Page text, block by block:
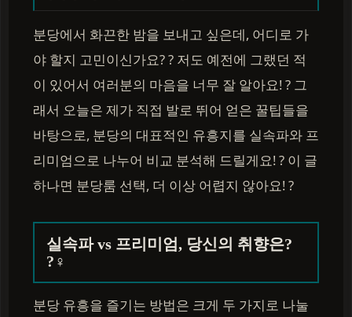
분당에서 화끈한 밤을 보내고 싶은데, 어디로 가
야 할지 고민이신가요? ? 저도 예전에 그랬던 적
이 있어서 여러분의 마음을 너무 잘 알아요! ? 그
래서 오늘은 제가 직접 발로 뛰어 얻은 꿀팁들을
바탕으로, 분당의 대표적인 유흥지를 실속파와 프
리미엄으로 나누어 비교 분석해 드릴게요! ? 이 글
하나면 분당룸 선택, 더 이상 어렵지 않아요! ?
실속파 vs 프리미엄, 당신의 취향은?
?‍♀️
분당 유흥을 즐기는 방법은 크게 두 가지로 나눌